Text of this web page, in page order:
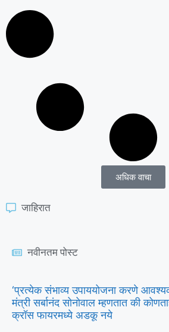
अधिक वाचा
जाहिरात
नवीनतम पोस्ट
‘प्रत्येक संभाव्य उपाययोजना करणे
मंत्री सर्बानंद सोनोवाल म्हणतात की
क्रॉस फायरमध्ये अडकू नये